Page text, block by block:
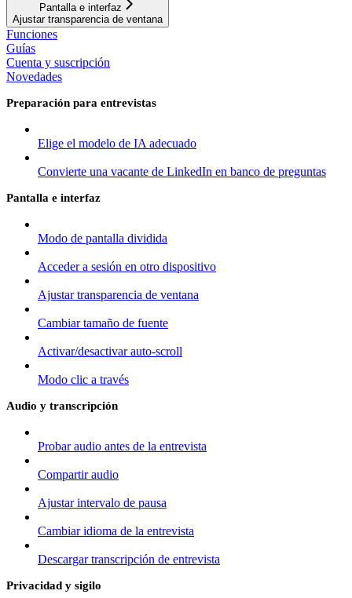
Pantalla e interfaz
Ajustar transparencia de ventana
Funciones
Guías
Cuenta y suscripción
Novedades
Preparación para entrevistas
Elige el modelo de IA adecuado
Convierte una vacante de LinkedIn en banco de preguntas
Pantalla e interfaz
Modo de pantalla dividida
Acceder a sesión en otro dispositivo
Ajustar transparencia de ventana
Cambiar tamaño de fuente
Activar/desactivar auto-scroll
Modo clic a través
Audio y transcripción
Probar audio antes de la entrevista
Compartir audio
Ajustar intervalo de pausa
Cambiar idioma de la entrevista
Descargar transcripción de entrevista
Privacidad y sigilo